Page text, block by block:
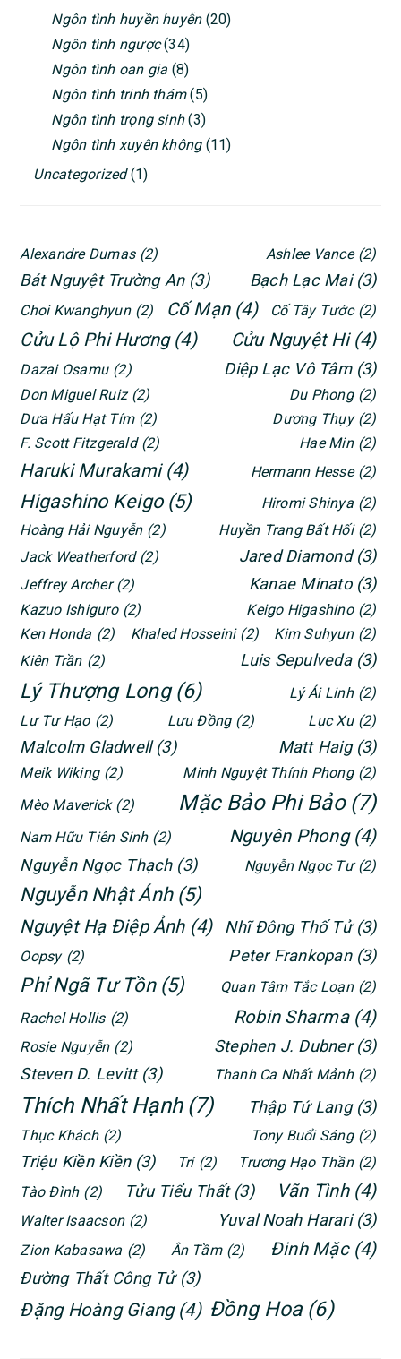
Ngôn tình huyền huyễn(20)
Ngôn tình ngược(34)
Ngôn tình oan gia (8)
Ngôn tình trinh thám(5)
Ngôn tình trọng sinh(3)
Ngôn tình xuyên không(11)
Uncategorized(1)
Alexandre Dumas (2) Ashlee Vance (2)
Bát Nguyệt Trường An (3) Bạch Lạc Mai (3)
Choi Kwanghyun (2) Cố Mạn (4) Cố Tây Tước (2)
Cửu Lộ Phi Hương (4) Cửu Nguyệt Hi (4)
Dazai Osamu (2) Diệp Lạc Vô Tâm (3)
Don Miguel Ruiz (2) Du Phong (2)
Dưa Hấu Hạt Tím (2) Dương Thụy (2)
F. Scott Fitzgerald (2) Hae Min (2)
Haruki Murakami (4) Hermann Hesse (2)
Higashino Keigo (5) Hiromi Shinya (2)
Hoàng Hải Nguyễn (2) Huyền Trang Bất Hối (2)
Jack Weatherford (2) Jared Diamond (3)
Jeffrey Archer (2) Kanae Minato (3)
Kazuo Ishiguro (2) Keigo Higashino (2)
Ken Honda (2) Khaled Hosseini (2) Kim Suhyun (2)
Kiên Trần (2) Luis Sepulveda (3)
Lý Thượng Long (6) Lý Ái Linh (2)
Lư Tư Hạo (2) Lưu Đồng (2) Lục Xu (2)
Malcolm Gladwell (3) Matt Haig (3)
Meik Wiking (2) Minh Nguyệt Thính Phong (2)
Mèo Maverick (2) Mặc Bảo Phi Bảo (7)
Nam Hữu Tiên Sinh (2) Nguyên Phong (4)
Nguyễn Ngọc Thạch (3) Nguyễn Ngọc Tư (2)
Nguyễn Nhật Ánh (5)
Nguyệt Hạ Điệp Ảnh (4) Nhĩ Đông Thố Tử (3)
Oopsy (2) Peter Frankopan (3)
Phỉ Ngã Tư Tồn (5) Quan Tâm Tắc Loạn (2)
Rachel Hollis (2) Robin Sharma (4)
Rosie Nguyễn (2) Stephen J. Dubner (3)
Steven D. Levitt (3) Thanh Ca Nhất Mảnh (2)
Thích Nhất Hạnh (7) Thập Tứ Lang (3)
Thục Khách (2) Tony Buổi Sáng (2)
Triệu Kiền Kiền (3) Trí (2) Trương Hạo Thần (2)
Tào Đình (2) Tửu Tiểu Thất (3) Vãn Tình (4)
Walter Isaacson (2) Yuval Noah Harari (3)
Zion Kabasawa (2) Ân Tầm (2) Đinh Mặc (4)
Đường Thất Công Tử (3)
Đặng Hoàng Giang (4) Đồng Hoa (6)